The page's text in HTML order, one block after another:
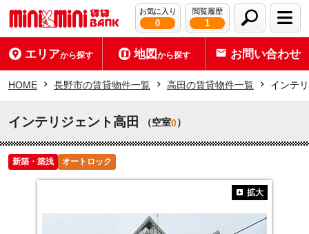
お気に入り
0
閲覧履歴
1
エリアから探す 地図から探す お問い合わせ
HOME 長野市の賃貸物件一覧 高田の賃貸物件一覧 インテ
インテリジェント高田 （空室0）
新築・築浅 オートロック
拡大